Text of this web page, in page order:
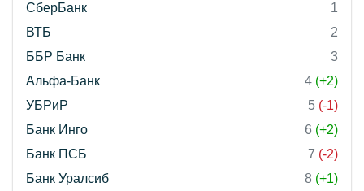
СберБанк
1
ВТБ
2
ББР Банк
3
Альфа-Банк
4 (+2)
УБРиР
5 (-1)
Банк Инго
6 (+2)
Банк ПСБ
7 (-2)
Банк Уралсиб
8 (+1)